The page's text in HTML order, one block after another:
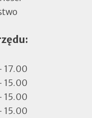
w
zakładce
17.00
15.00
15.00
15.00